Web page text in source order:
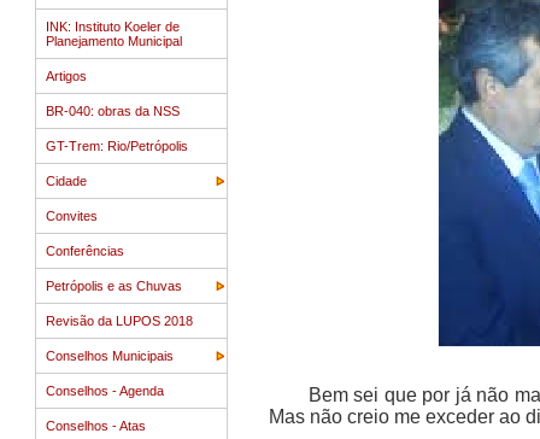
INK: Instituto Koeler de
Planejamento Municipal
Artigos
BR-040: obras da NSS
GT-Trem: Rio/Petrópolis
Cidade
Convites
Conferências
Petrópolis e as Chuvas
Revisão da LUPOS 2018
Conselhos Municipais
Conselhos - Agenda
Conselhos - Atas
Bem sei que por já não
Mas não creio me exceder ao